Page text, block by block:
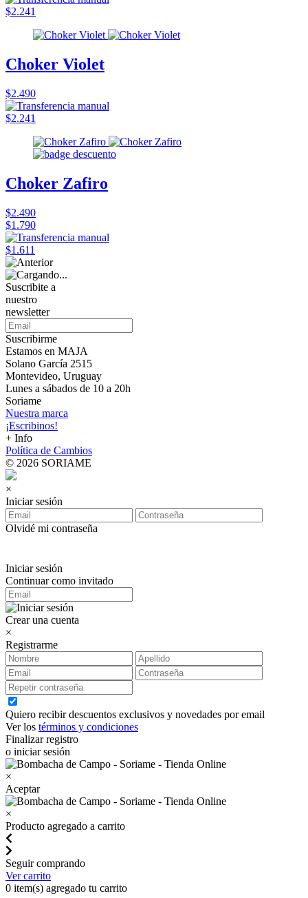
$2.241
Choker Violet
$2.490
$2.241
Choker Zafiro
$2.490
$1.790
$1.611
Suscribite a
nuestro
newsletter
Suscribirme
Estamos en MAJA
Solano García 2515
Montevideo, Uruguay
Lunes a sábados de 10 a 20h
Soriame
Nuestra marca
¡Escribinos!
+ Info
Política de Cambios
© 2026 SORIAME
×
Iniciar sesión
Olvidé mi contraseña
Iniciar sesión
Continuar como invitado
Crear una cuenta
×
Registrarme
Quiero recibir descuentos exclusivos y novedades por email
Ver los términos y condiciones
Finalizar registro
o iniciar sesión
×
Aceptar
×
Producto agregado a carrito
Seguir comprando
Ver carrito
0 item(s) agregado tu carrito